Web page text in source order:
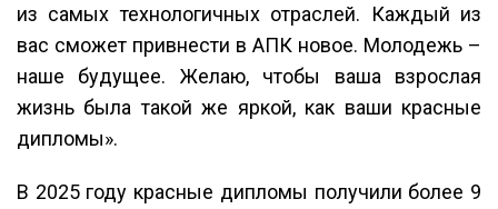
из самых технологичных отраслей. Каждый из
вас сможет привнести в АПК новое. Молодежь –
наше будущее. Желаю, чтобы ваша взрослая
жизнь была такой же яркой, как ваши красные
дипломы».
В 2025 году красные дипломы получили более 9